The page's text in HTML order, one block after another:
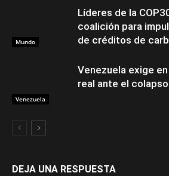
Mundo
Líderes de la
coalición para
de créditos de
Venezuela
Venezuela exige
real ante el
DEJA UNA RESPUESTA